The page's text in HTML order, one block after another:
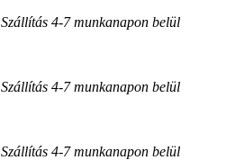
Szállítás 4-7 munkanapon belül
Szállítás 4-7 munkanapon belül
Szállítás 4-7 munkanapon belül